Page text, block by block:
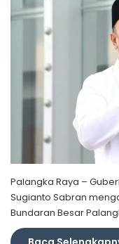
Palangka Raya –
Sugianto Sabran
Bundaran Besar